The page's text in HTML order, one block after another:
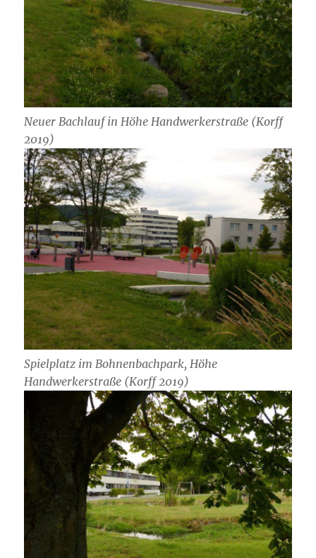
Neuer Bachlauf in Höhe Handwerkerstraße (Korff
2019)
Spielplatz im Bohnenbachpark, Höhe
Handwerkerstraße (Korff 2019)